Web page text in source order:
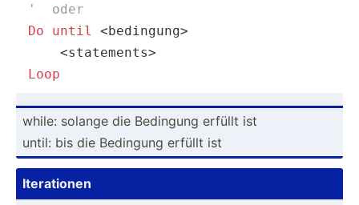
'  oder
Do
until
<bedingung>
Loop
while: solange die Bedingung erfüllt ist
until: bis die Bedingung erfüllt ist
Iterat­ionen